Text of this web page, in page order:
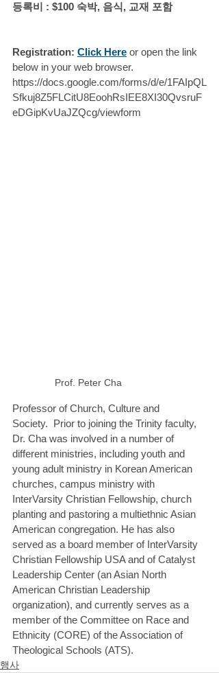
등록비 : $100 숙박, 음식, 교재 포함
Registration: Click Here or open the link
below in your web browser.
https://docs.google.com/forms/d/e/1FAIpQL
Sfkuj8Z5FLCitU8EoohRsIEE8XI30QvsruF
eDGipKvUaJZQcg/viewform
Prof. Peter Cha
Professor of Church, Culture and
Society.  Prior to joining the Trinity faculty,
Dr. Cha was involved in a number of
different ministries, including youth and
young adult ministry in Korean American
churches, campus ministry with
InterVarsity Christian Fellowship, church
planting and pastoring a multiethnic Asian
American congregation. He has also
served as a board member of InterVarsity
Christian Fellowship USA and of Catalyst
Leadership Center (an Asian North
American Christian Leadership
organization), and currently serves as a
member of the Committee on Race and
Ethnicity (CORE) of the Association of
Theological Schools (ATS).
행사